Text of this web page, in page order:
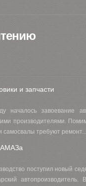
и запчасти
началось завоевание
производителями.
самосвалы требуют ремонт...
поступил новый